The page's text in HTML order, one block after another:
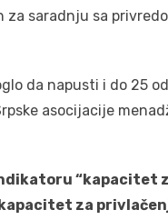
za saradnju sa
da napusti i do 25
asocijacije
“kapacitet
za